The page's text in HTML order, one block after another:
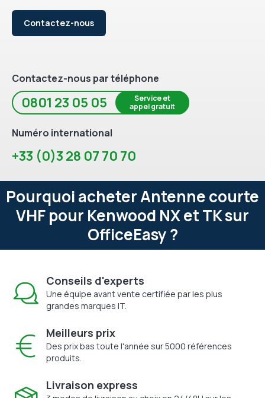
Contactez-nous
Contactez-nous par téléphone
0801 23 05 05
Service et
appel gratuit
Numéro international
+33 (0)3 28 07 70 70
Pourquoi acheter Antenne courte
VHF pour Kenwood NX et TK sur
OfficeEasy ?
Conseils d'experts
Une équipe avant vente certifiée par les plus
grandes marques IT.
Meilleurs prix
Des prix bas toute l'année sur 5000 références
produits.
Livraison express